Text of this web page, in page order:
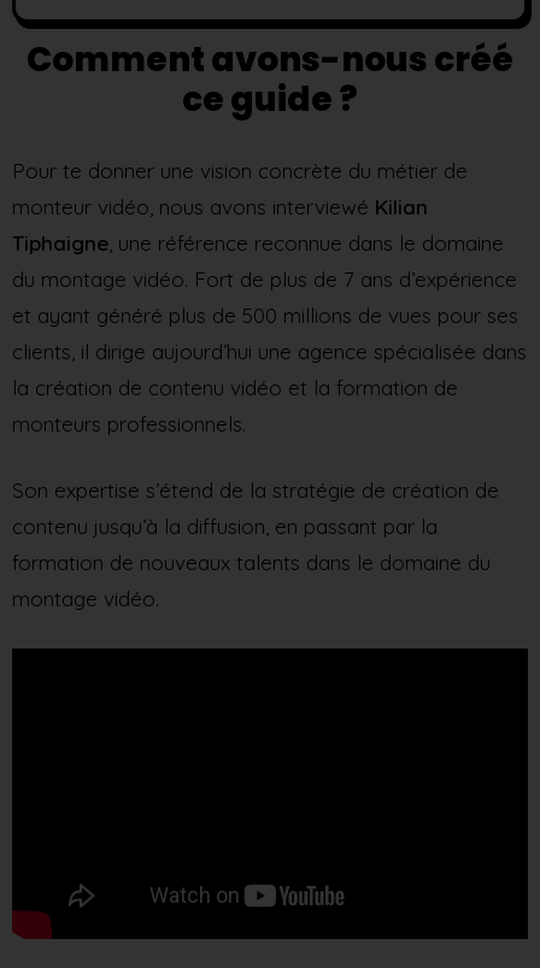
Comment avons-nous créé
ce guide ?
Pour te donner une vision concrète du métier de
monteur vidéo, nous avons interviewé Kilian
Tiphaigne , une référence reconnue dans le domaine
du montage vidéo. Fort de plus de 7 ans d’expérience
et ayant généré plus de 500 millions de vues pour ses
clients, il dirige aujourd’hui une agence spécialisée dans
la création de contenu vidéo et la formation de
monteurs professionnels.
Son expertise s’étend de la stratégie de création de
contenu jusqu’à la diffusion, en passant par la
formation de nouveaux talents dans le domaine du
montage vidéo.